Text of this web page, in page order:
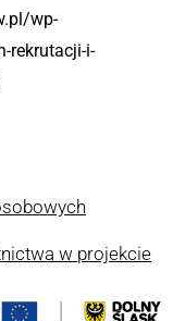
wp-
rekrutacji-i-
w projekcie